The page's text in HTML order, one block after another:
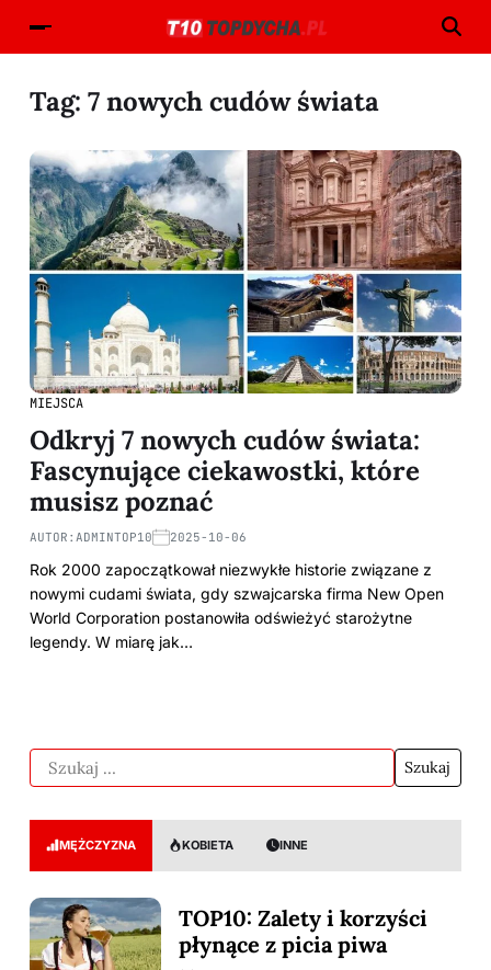
Tag: 7 nowych cudów świata
MIEJSCA
Odkryj 7 nowych cudów świata:
Fascynujące ciekawostki, które
musisz poznać
AUTOR: ADMINTOP10 2025-10-06
Rok 2000 zapoczątkował niezwykłe historie związane z
nowymi cudami świata, gdy szwajcarska firma New Open
World Corporation postanowiła odświeżyć starożytne
legendy. W miarę jak…
MĘŻCZYZNA KOBIETA INNE
TOP10: Zalety i korzyści
płynące z picia piwa